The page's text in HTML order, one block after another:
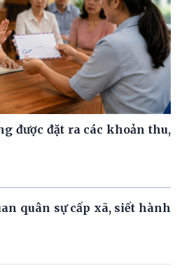
được đặt ra các khoản thu,
quân sự cấp xã, siết hành